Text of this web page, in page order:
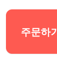
주문하기